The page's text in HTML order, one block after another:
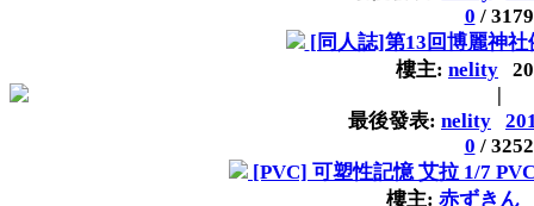
0 / 3179
[同人誌]第13回博麗神社
樓主: nelity
最後發表: nelity
0 / 3252
[PVC] 可塑性記憶 艾拉 1/7
樓主: 赤ずきん